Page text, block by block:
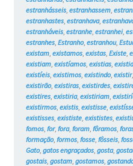
estranhásseis, estranhassem,
estranhastes, estranhava,
estranháveis, estranhe, estranhei,
estranhes, Estranho, estranhou,
existam, existamos, existas, Existe,
existiam, existíamos, existias,
existíeis, existimos, existindo, existir,
existirão, existiras, existirdes,
existires, existiria, existiriam,
existirmos, existis, existisse,
existisses, exististe, exististes,
fomos, for, fora, foram, fôramos,
formação, formos, fosse, fôsseis,
Gato, gatos engraçados, gosta,
gostais, gostam, gostamos,